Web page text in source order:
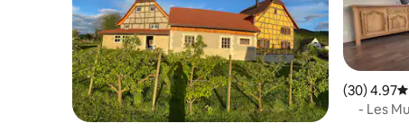
דירוג ממוצע של 4.97 מתוך 5, 30 ביקורות
4.97 (30)